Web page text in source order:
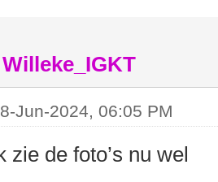
Willeke_IGKT
Jun-2024, 06:05 PM
zie de foto’s nu wel